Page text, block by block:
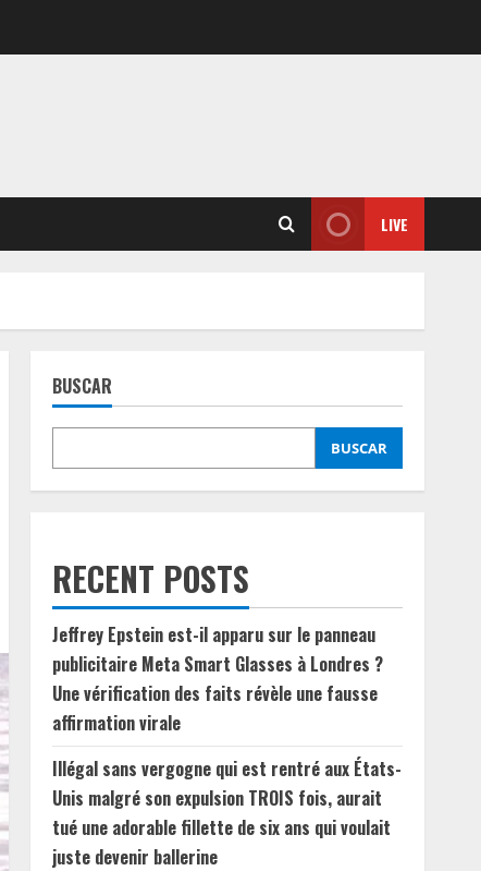
LIVE
BUSCAR
BUSCAR
RECENT POSTS
Jeffrey Epstein est-il apparu sur le panneau
publicitaire Meta Smart Glasses à Londres ?
Une vérification des faits révèle une fausse
affirmation virale
Illégal sans vergogne qui est rentré aux États-
Unis malgré son expulsion TROIS fois, aurait
tué une adorable fillette de six ans qui voulait
juste devenir ballerine